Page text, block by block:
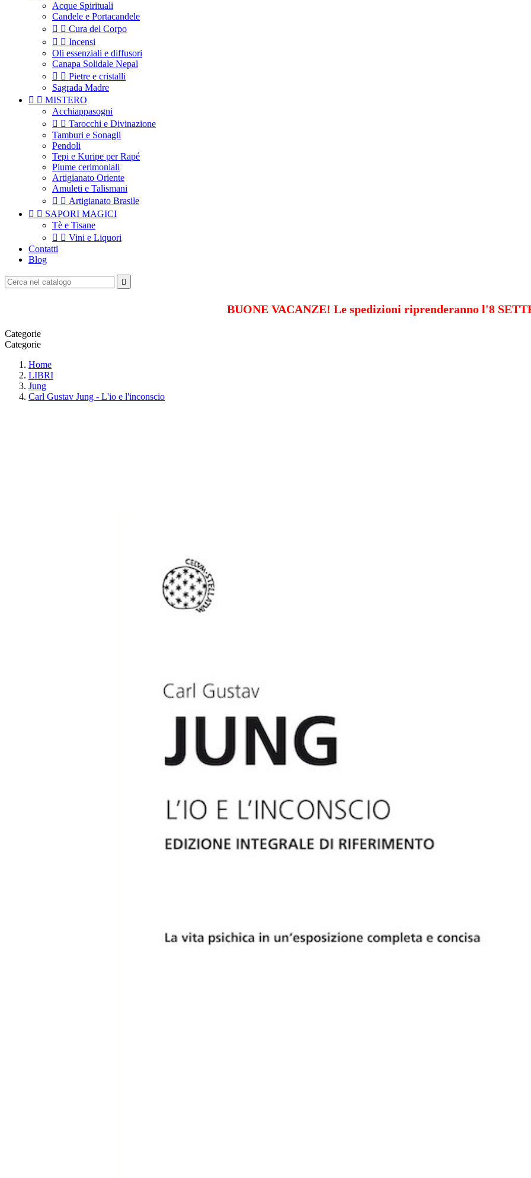
Acque Spirituali
Candele e Portacandele
  Cura del Corpo
  Incensi
Oli essenziali e diffusori
Canapa Solidale Nepal
  Pietre e cristalli
Sagrada Madre
  MISTERO
Acchiappasogni
  Tarocchi e Divinazione
Tamburi e Sonagli
Pendoli
Tepi e Kuripe per Rapé
Piume cerimoniali
Artigianato Oriente
Amuleti e Talismani
  Artigianato Brasile
  SAPORI MAGICI
Tè e Tisane
  Vini e Liquori
Contatti
Blog

BUONE VACANZE! Le spedizioni riprenderanno l'8
Categorie
Categorie
Home
LIBRI
Jung
Carl Gustav Jung - L'io e l'inconscio